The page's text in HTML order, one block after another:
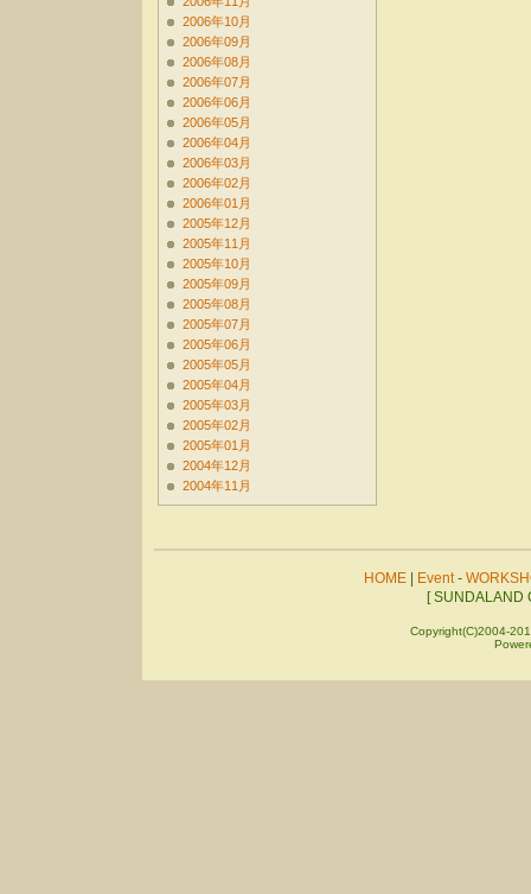
2006年10月
2006年09月
2006年08月
2006年07月
2006年06月
2006年05月
2006年04月
2006年03月
2006年02月
2006年01月
2005年12月
2005年11月
2005年10月
2005年09月
2005年08月
2005年07月
2005年06月
2005年05月
2005年04月
2005年03月
2005年02月
2005年01月
2004年12月
2004年11月
HOME| Event-
[ SUNDALAND
Copyright(C)2004-